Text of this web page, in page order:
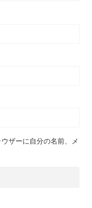
ザーに自分の名前、メ